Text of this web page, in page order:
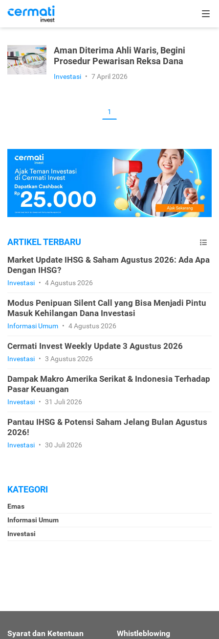
Aman Diterima Ahli Waris, Begini
Prosedur Pewarisan Reksa Dana
Investasi • 7 April 2026
1
ARTIKEL TERBARU
Market Update IHSG & Saham Agustus 2026: Ada Apa
Dengan IHSG?
Investasi • 4 Agustus 2026
Modus Penipuan Silent Call yang Bisa Menjadi Pintu
Masuk Kehilangan Dana Investasi
Informasi Umum • 4 Agustus 2026
Cermati Invest Weekly Update 3 Agustus 2026
Investasi • 3 Agustus 2026
Dampak Makro Amerika Serikat & Indonesia Terhadap
Pasar Keuangan
Investasi • 31 Juli 2026
Pantau IHSG & Potensi Saham Jelang Bulan Agustus
2026!
Investasi • 30 Juli 2026
KATEGORI
Emas
Informasi Umum
Investasi
Syarat dan Ketentuan Whistleblowing